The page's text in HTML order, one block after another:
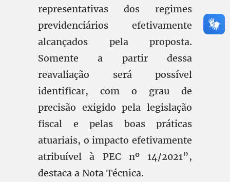
representativas dos regimes
previdenciários efetivamente
alcançados pela proposta.
Somente a partir dessa
reavaliação será possível
identificar, com o grau de
precisão exigido pela legislação
fiscal e pelas boas práticas
atuariais, o impacto efetivamente
atribuível à PEC nº 14/2021”,
destaca a Nota Técnica.